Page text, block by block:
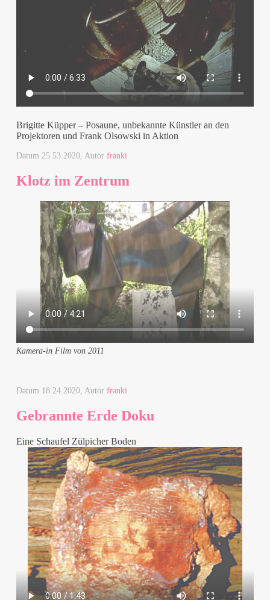
Brigitte Küpper – Posaune, unbekannte Künstler an den
Projektoren und Frank Olsowski in Aktion
Datum25.53.2020, Autorfranki
Klotz im Zentrum
Kamera-in Film von 2011
Datum 18.24.2020 , Autorfranki
Gebrannte Erde Doku
Eine Schaufel Zülpicher Boden